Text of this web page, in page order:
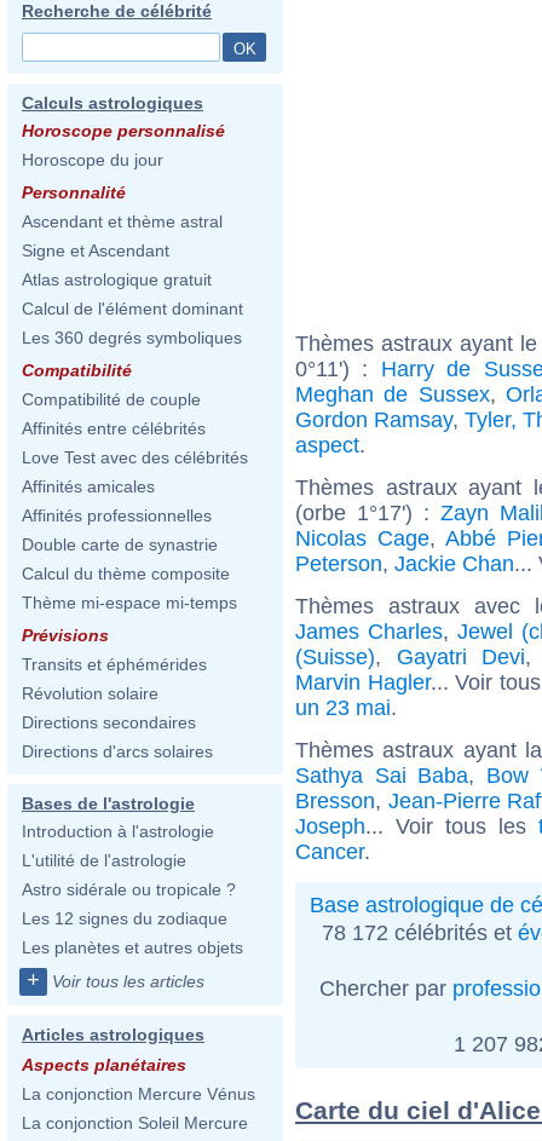
Recherche de célébrité
Calculs astrologiques
Horoscope personnalisé
Horoscope du jour
Personnalité
Ascendant et thème astral
Signe et Ascendant
Atlas astrologique gratuit
Calcul de l'élément dominant
Les 360 degrés symboliques
Compatibilité
Compatibilité de couple
Affinités entre célébrités
Love Test avec des célébrités
Affinités amicales
Affinités professionnelles
Double carte de synastrie
Calcul du thème composite
Thème mi-espace mi-temps
Prévisions
Transits et éphémérides
Révolution solaire
Directions secondaires
Directions d'arcs solaires
Bases de l'astrologie
Introduction à l'astrologie
L'utilité de l'astrologie
Astro sidérale ou tropicale ?
Les 12 signes du zodiaque
Les planètes et autres objets
+ Voir tous les articles
Articles astrologiques
Aspects planétaires
La conjonction Mercure Vénus
La conjonction Soleil Mercure
Thèmes astraux ayant
0°11') : Harry de
Meghan de Sussex,
Gordon Ramsay, Tyler,
aspect.
Thèmes astraux ayant
(orbe 1°17') : Zayn
Nicolas Cage, Abbé
Peterson, Jackie Chan...
Thèmes astraux
James Charles, Jewel
(Suisse), Gayatri Devi
Marvin Hagler... Voir
un 23 mai.
Thèmes astraux ayant
Sathya Sai Baba, Bow
Bresson, Jean-Pierre
Joseph... Voir tous les
Cancer.
Base astrologique de
78 172 célébrités et
Chercher par
1 207
Carte du ciel